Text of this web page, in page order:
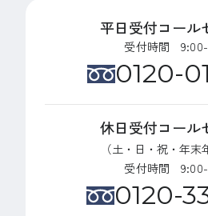
平日受付コール
受付時間 9:00-
0120-
休日受付コール
（土・日・祝・年末
受付時間 9:00-
0120-